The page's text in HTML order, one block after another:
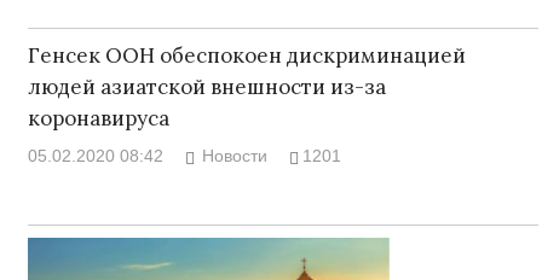
Генсек ООН обеспокоен дискриминацией
людей азиатской внешности из-за
коронавируса
05.02.2020 08:42 Новости 1201